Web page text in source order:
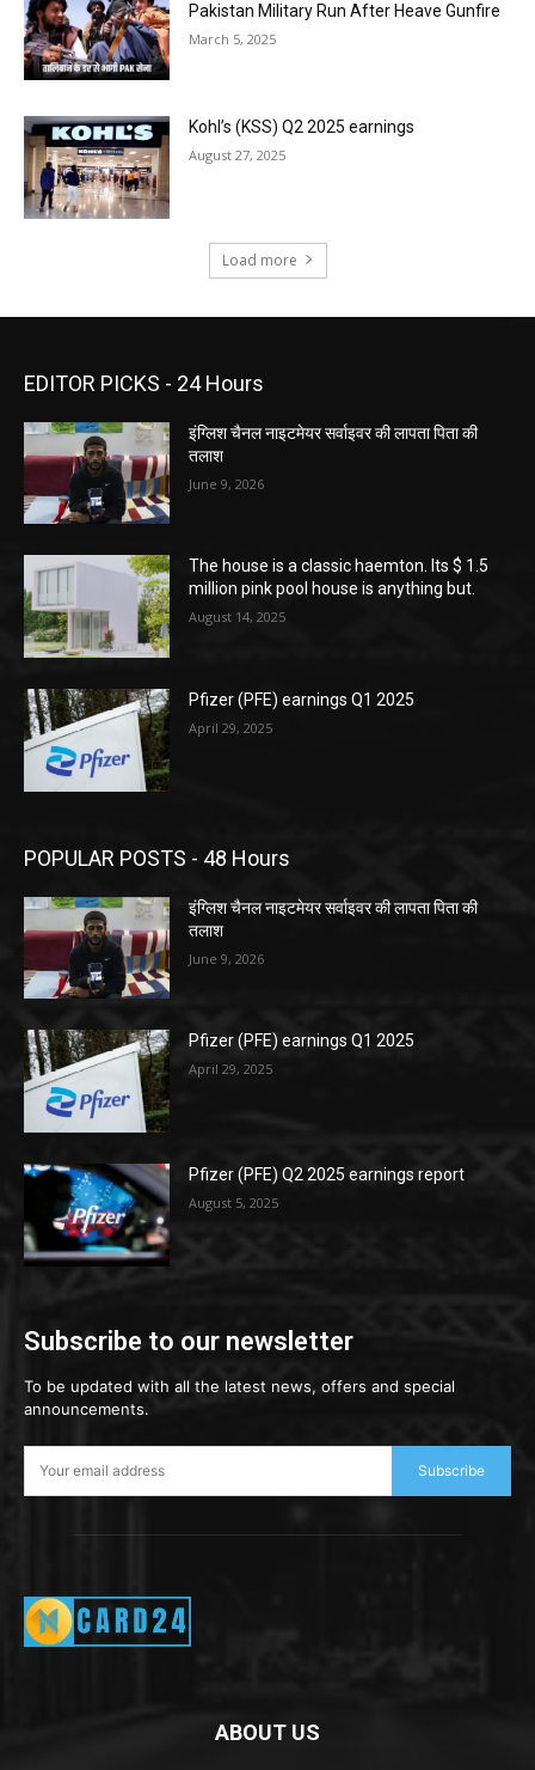
Pakistan Military Run After Heave Gunfire
March 5, 2025
Kohl’s (KSS) Q2 2025 earnings
August 27, 2025
Load more
EDITOR PICKS - 24 Hours
इंग्लिश चैनल नाइटमेयर सर्वाइवर की लापता पिता की
तलाश
June 9, 2026
The house is a classic haemton. Its $ 1.5
million pink pool house is anything but.
August 14, 2025
Pfizer (PFE) earnings Q1 2025
April 29, 2025
POPULAR POSTS - 48 Hours
इंग्लिश चैनल नाइटमेयर सर्वाइवर की लापता पिता की
तलाश
June 9, 2026
Pfizer (PFE) earnings Q1 2025
April 29, 2025
Pfizer (PFE) Q2 2025 earnings report
August 5, 2025
Subscribe to our newsletter
To be updated with all the latest news, offers and special
announcements.
Subscribe
ABOUT US